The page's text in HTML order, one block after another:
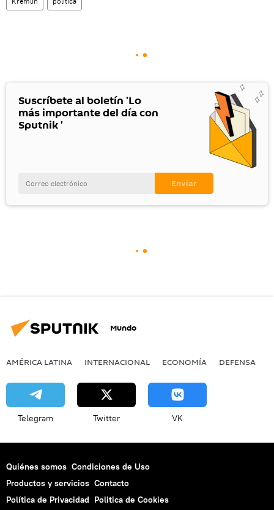
Suscríbete al boletín 'Lo
más importante del día con
Sputnik '
Mundo
AMÉRICA LATINA INTERNACIONAL ECONOMÍA DEFENSA
Telegram Twitter VK
Quiénes somos Condiciones de Uso
Productos y servicios Contacto
Política de Privacidad Politica de Cookies